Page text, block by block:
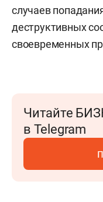
случаев
деструктивных
своевременных
Читайте
в Telegram